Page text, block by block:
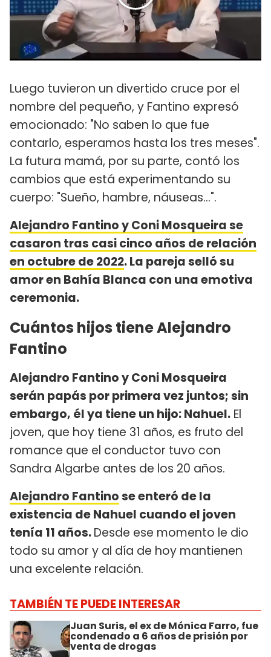
Luego tuvieron un divertido cruce por el
nombre del pequeño, y Fantino expresó
emocionado: "No saben lo que fue
contarlo, esperamos hasta los tres meses".
La futura mamá, por su parte, contó los
cambios que está experimentando su
cuerpo: "Sueño, hambre, náuseas...".
Alejandro Fantino y Coni Mosqueira se
casaron tras casi cinco años de relación
en octubre de 2022. La pareja selló su
amor en Bahía Blanca con una emotiva
ceremonia.
Cuántos hijos tiene Alejandro
Fantino
Alejandro Fantino y Coni Mosqueira
serán papás por primera vez juntos; sin
embargo, él ya tiene un hijo: Nahuel. El
joven, que hoy tiene 31 años, es fruto del
romance que el conductor tuvo con
Sandra Algarbe antes de los 20 años.
Alejandro Fantinose enteró de la
existencia de Nahuel cuando el joven
tenía 11 años.Desde ese momento le dio
todo su amor y al día de hoy mantienen
una excelente relación.
TAMBIÉN TE PUEDE INTERESAR
Juan Suris, el ex de Mónica Farro, fue
condenado a 6 años de prisión por
venta de drogas